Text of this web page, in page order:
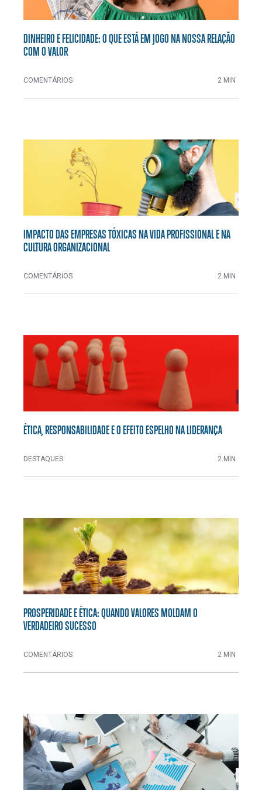
DINHEIRO E FELICIDADE: O QUE ESTÁ EM JOGO NA NOSSA RELAÇÃO
COM O VALOR
COMENTÁRIOS 2 MIN
IMPACTO DAS EMPRESAS TÓXICAS NA VIDA PROFISSIONAL E NA
CULTURA ORGANIZACIONAL
COMENTÁRIOS 2 MIN
ÉTICA, RESPONSABILIDADE E O EFEITO ESPELHO NA LIDERANÇA
DESTAQUES 2 MIN
PROSPERIDADE E ÉTICA: QUANDO VALORES MOLDAM O
VERDADEIRO SUCESSO
COMENTÁRIOS 2 MIN